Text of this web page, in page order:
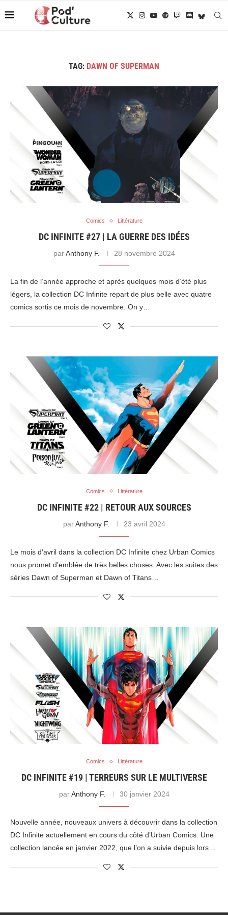
TAG: DAWN OF SUPERMAN
Comics Littérature
DC INFINITE #27 | LA GUERRE DES IDÉES
parAnthony F. 28 novembre 2024
La fin de l’année approche et après quelques mois d’été plus
légers, la collection DC Infinite repart de plus belle avec quatre
comics sortis ce mois de novembre. On y…
Comics Littérature
DC INFINITE #22 | RETOUR AUX SOURCES
parAnthony F. 23 avril 2024
Le mois d’avril dans la collection DC Infinite chez Urban Comics
nous promet d’emblée de très belles choses. Avec les suites des
séries Dawn of Superman et Dawn of Titans…
Comics Littérature
DC INFINITE #19 | TERREURS SUR LE MULTIVERSE
parAnthony F. 30 janvier 2024
Nouvelle année, nouveaux univers à découvrir dans la collection
DC Infinite actuellement en cours du côté d’Urban Comics. Une
collection lancée en janvier 2022, que l’on a suivie depuis lors…